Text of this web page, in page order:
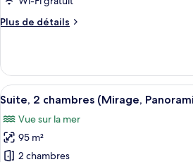
chambre :
Suite
sur
la
mer
(Mirage,
Build-
A-
Plus de détails
Plus
Suite
Junior,
vue
la
mer
(Mirage,
Afficher
toutes
les
photos
pour
Une
7
Suite, 2 chambres (Mirage,
Vue sur la mer
95 m²
2 chambres